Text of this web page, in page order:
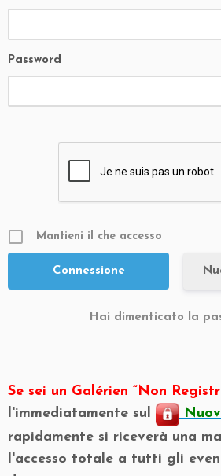
Password
Mantieni il che accesso
Hai dimenticato la
Se sei un Galérien “Non
l'immediatamente sul
rapidamente si riceverà una
l'accesso totale a tutti gli